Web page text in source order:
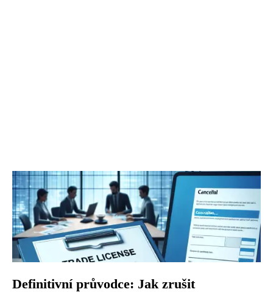
Definitivní průvodce: Jak zrušit